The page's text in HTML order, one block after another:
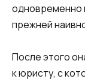
одновременно
прежней
После этого
к юристу, с